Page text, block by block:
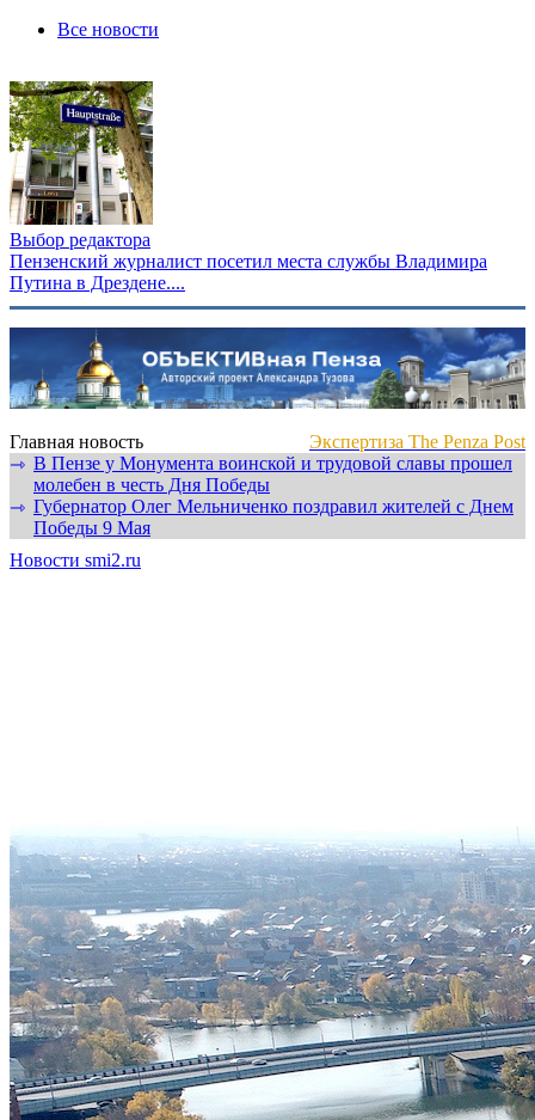
Все новости
Выбор редактора
Пензенский журналист посетил места службы Владимира
Путина в Дрездене....
Главная новость
Экспертиза The Penza Post
⇾ В Пензе у Монумента воинской и трудовой славы прошел
молебен в честь Дня Победы
⇾ Губернатор Олег Мельниченко поздравил жителей с Днем
Победы 9 Мая
Новости smi2.ru